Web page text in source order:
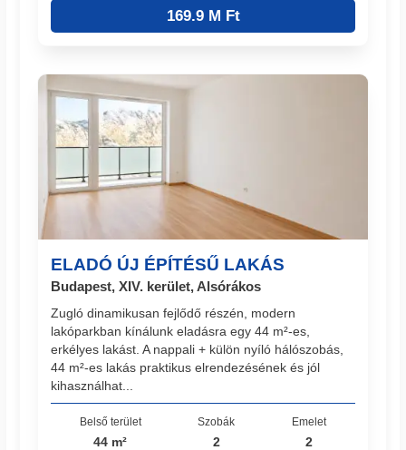
169.9 M Ft
ELADÓ ÚJ ÉPÍTÉSŰ LAKÁS
Budapest, XIV. kerület, Alsórákos
Zugló dinamikusan fejlődő részén, modern
lakóparkban kínálunk eladásra egy 44 m²-es,
erkélyes lakást. A nappali + külön nyíló hálószobás,
44 m²-es lakás praktikus elrendezésének és jól
kihasználhat...
Belső terület
44 m²
Szobák
2
Emelet
2